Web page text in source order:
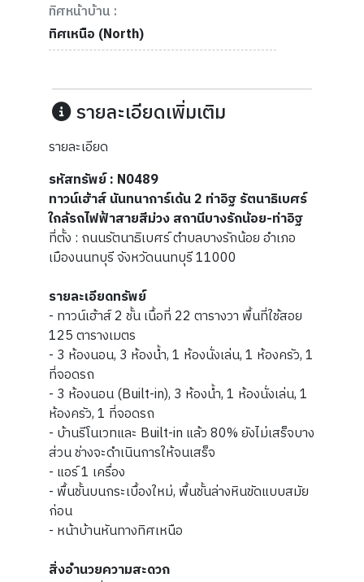
ทิศหน้าบ้าน :
ทิศเหนือ (North)
รายละเอียดเพิ่มเติม
รายละเอียด
รหัสทรัพย์ : N0489
ทาวน์เฮ้าส์ นันทนาการ์เด้น 2 ท่าอิฐ รัตนาธิเบศร์
ใกล้รถไฟฟ้าสายสีม่วง สถานีบางรักน้อย-ท่าอิฐ
ที่ตั้ง : ถนนรัตนาธิเบศร์ ตำบลบางรักน้อย อำเภอ
เมืองนนทบุรี จังหวัดนนทบุรี 11000
รายละเอียดทรัพย์
- ทาวน์เฮ้าส์ 2 ชั้น เนื้อที่ 22 ตารางวา พื้นที่ใช้สอย
125 ตารางเมตร
- 3 ห้องนอน, 3 ห้องน้ำ, 1 ห้องนั่งเล่น, 1 ห้องครัว, 1
ที่จอดรถ
- 3 ห้องนอน (Built-in), 3 ห้องน้ำ, 1 ห้องนั่งเล่น, 1
ห้องครัว, 1 ที่จอดรถ
- บ้านรีโนเวทและ Built-in แล้ว 80% ยังไม่เสร็จบาง
ส่วน ช่างจะดำเนินการให้จนเสร็จ
- แอร์ 1 เครื่อง
- พื้นชั้นบนกระเบื้องใหม่, พื้นชั้นล่างหินขัดแบบสมัย
ก่อน
- หน้าบ้านหันทางทิศเหนือ
สิ่งอำนวยความสะดวก